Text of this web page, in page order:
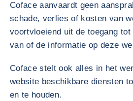
Coface aanvaardt geen
schade, verlies of kosten van
voortvloeiend uit de toegang
van of de informatie op deze
Coface stelt ook alles in het
website beschikbare diensten
en te houden.